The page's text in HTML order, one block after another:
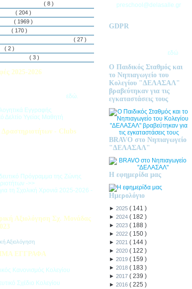
( 8 )
( 204 )
( 1969 )
( 170 )
( 27 )
( 2 )
( 3 )
2025-2026
εδώ.
Εγγραφής
Δελτίο Υγείας Μαθητή
Δραστηριοτήτων - Clubs
Πρόγραμμα της Ζώνης
->>
τη Σχολική Χρονιά 2025-2026 -
Αξιολόγηση Σχ. Μονάδας
Αξιολόγηση
ΕΓΓΡΑΦΑ
Κανονισμός Κολεγίου
Σχέδιο Κολεγίου
preschool@delasalle.gr
GDPR
εδώ
Ο Παιδικός Σταθμός και
το Νηπιαγωγείο του
Κολεγίου "ΔΕΛΑΣΑΛ"
βραβεύτηκαν για τις
εγκαταστάσεις τους
BRAVO στο Νηπιαγωγείο
"ΔΕΛΑΣΑΛ"
Η εφημερίδα μας
Ημερολόγιο
► 2025 ( 141 )
► 2024 ( 182 )
► 2023 ( 188 )
► 2022 ( 150 )
► 2021 ( 144 )
► 2020 ( 122 )
► 2019 ( 159 )
► 2018 ( 183 )
► 2017 ( 239 )
► 2016 ( 225 )